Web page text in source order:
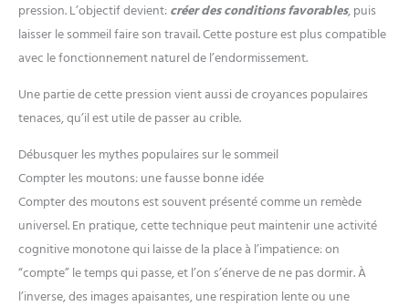
éducatifs pour stimuler l'esprit.
Disponible en plusieurs coloris,
c'est l'idée cadeau parfaite pour
toutes les occasions : Noël,
Valentin. Son interface intuitive
et ses fonctions de sécurité
(trouver mon téléphone, rappel
aux jeunes comme aux seniors.
[Expertise de 10 Ans &
Garantie à Vie] Investissez dans
la qualité avec un leader de
l'industrie fort de 10 ans
d'expérience. En tant que
usine et d'un département R&D
indépendant, nous mettons en
œuvre des mesures de contrôle
qualité extrêmement
pression. L’objectif devient:créer des conditions favorables, puis
laisser le sommeil faire son travail. Cette posture est plus compatible
avec le fonctionnement naturel de l’endormissement.
Une partie de cette pression vient aussi de croyances populaires
tenaces, qu’il est utile de passer au crible.
Débusquer les mythes populaires sur le sommeil
Compter les moutons: une fausse bonne idée
Compter des moutons est souvent présenté comme un remède
universel. En pratique, cette technique peut maintenir une activité
cognitive monotone qui laisse de la place à l’impatience: on
“compte” le temps qui passe, et l’on s’énerve de ne pas dormir. À
l’inverse, des images apaisantes, une respiration lente ou une